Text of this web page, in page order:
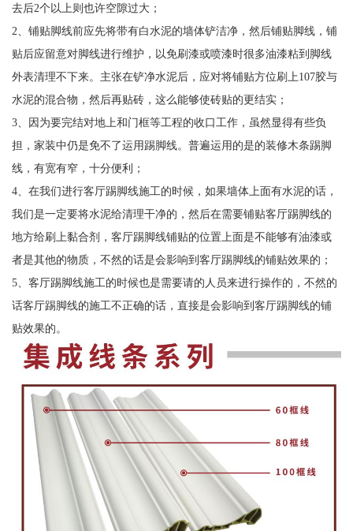
去后2个以上则也许空隙过大；
2、铺贴脚线前应先将带有白水泥的墙体铲洁净，然后铺贴脚线，铺
贴后应留意对脚线进行维护，以免刷漆或喷漆时很多油漆粘到脚线
外表清理不下来。主张在铲净水泥后，应对将铺贴方位刷上107胶与
水泥的混合物，然后再贴砖，这么能够使砖贴的更结实；
3、因为要完结对地上和门框等工程的收口工作，虽然显得有些负
担，家装中仍是免不了运用踢脚线。普遍运用的是的装修木条踢脚
线，有宽有窄，十分便利；
4、在我们进行客厅踢脚线施工的时候，如果墙体上面有水泥的话，
我们是一定要将水泥给清理干净的，然后在需要铺贴客厅踢脚线的
地方给刷上黏合剂，客厅踢脚线铺贴的位置上面是不能够有油漆或
者是其他的物质，不然的话是会影响到客厅踢脚线的铺贴效果的；
5、客厅踢脚线施工的时候也是需要请的人员来进行操作的，不然的
话客厅踢脚线的施工不正确的话，直接是会影响到客厅踢脚线的铺
贴效果的。